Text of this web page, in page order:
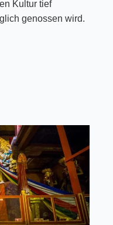
Kultur tief
genossen wird.